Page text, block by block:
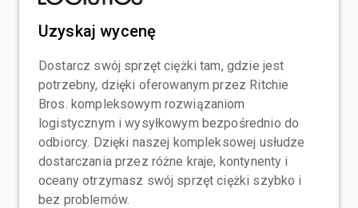
Uzyskaj wycenę
Dostarcz swój sprzęt ciężki tam, gdzie jest
potrzebny, dzięki oferowanym przez Ritchie
Bros. kompleksowym rozwiązaniom
logistycznym i wysyłkowym bezpośrednio do
odbiorcy. Dzięki naszej kompleksowej usłudze
dostarczania przez różne kraje, kontynenty i
oceany otrzymasz swój sprzęt ciężki szybko i
bez problemów.